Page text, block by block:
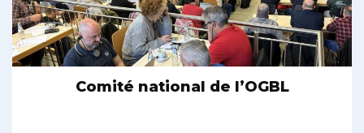
Comité national de l’OGBL